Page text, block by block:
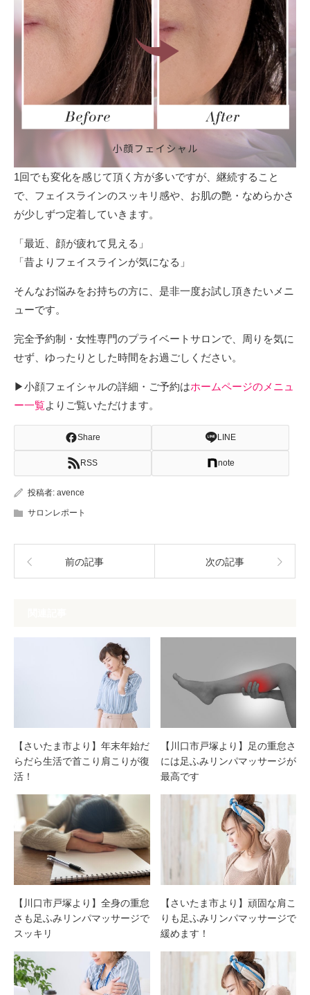
1回でも変化を感じて頂く方が多いですが、継続すること
で、フェイスラインのスッキリ感や、お肌の艶・なめらかさ
が少しずつ定着していきます。
「最近、顔が疲れて見える」
「昔よりフェイスラインが気になる」
そんなお悩みをお持ちの方に、是非一度お試し頂きたいメニ
ューです。
完全予約制・女性専門のプライベートサロンで、周りを気に
せず、ゆったりとした時間をお過ごしください。
▶小顔フェイシャルの詳細・ご予約はホームページのメニュ
ー一覧よりご覧いただけます。
Share LINE
RSS note
投稿者: avence
サロンレポート
前の記事 次の記事
【さいたま市より】年末年始だ
らだら生活で首こり肩こりが復
活！
【川口市戸塚より】足の重怠さ
には足ふみリンパマッサージが
最高です
【川口市戸塚より】全身の重怠
さも足ふみリンパマッサージで
スッキリ
【さいたま市より】頑固な肩こ
りも足ふみリンパマッサージで
緩めます！